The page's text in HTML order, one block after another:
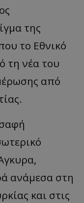
της
το Εθνικό
τη νέα του
από
ανάμεσα στη
και στις